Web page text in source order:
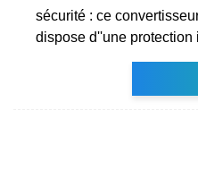
sécurité : ce
dispose d''une protection